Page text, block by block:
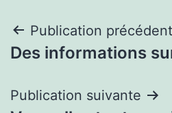
Navigation
de
l’article
Publication
Des informations
Publication suivante